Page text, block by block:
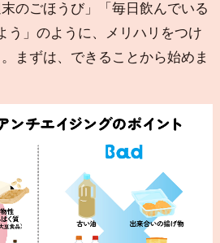
のごほうび」「毎日飲んでいる
う」のように、メリハリをつけ
まずは、できることから始めま